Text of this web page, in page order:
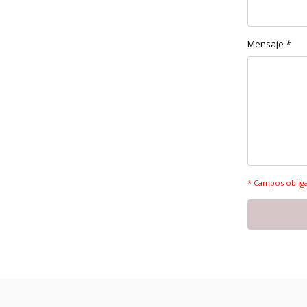
Mensaje *
* Campos